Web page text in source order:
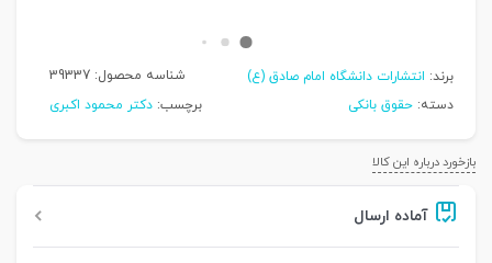
برند: انتشارات دانشگاه امام صادق (ع) شناسه محصول: 39337
دسته: حقوق بانکی برچسب: دکتر محمود اکبری
بازخورد درباره این کالا
آماده ارسال